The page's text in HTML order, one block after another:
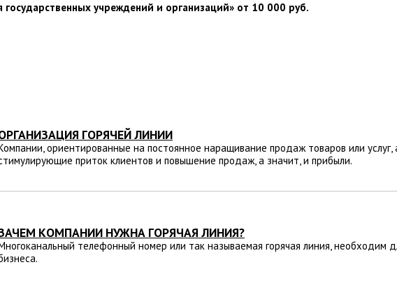
государственных учреждений и организаций» от 10 000 руб.
ГОРЯЧЕЙ ЛИНИИ
ориентированные на постоянное наращивание продаж товаров или
приток клиентов и повышение продаж, а значит, и прибыли.
КОМПАНИИ НУЖНА ГОРЯЧАЯ ЛИНИЯ?
телефонный номер или так называемая горячая линия, необходим